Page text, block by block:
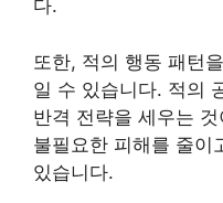
다.
또한, 적의 행동 패턴
일 수 있습니다. 적의
반격 전략을 세우는
불필요한 피해를 줄이
있습니다.